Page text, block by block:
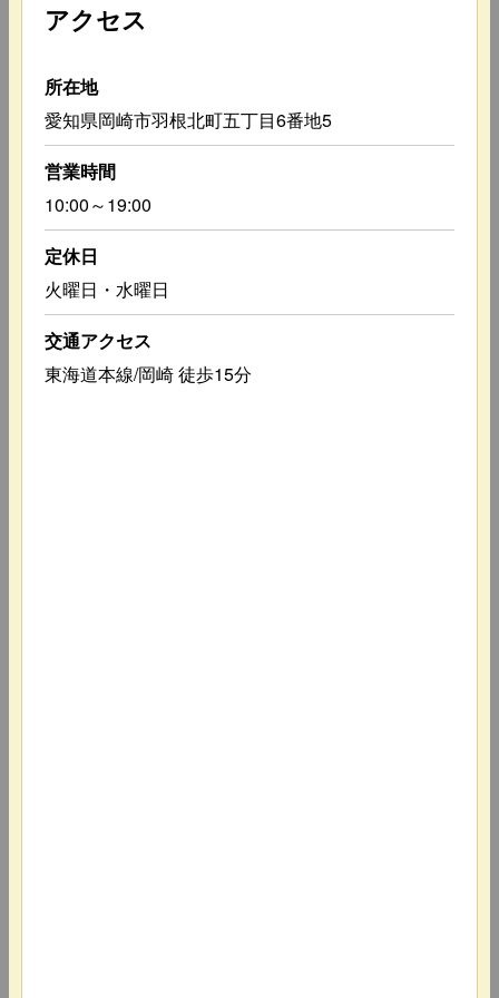
アクセス
所在地
愛知県岡崎市羽根北町五丁目6番地5
営業時間
10:00～19:00
定休日
火曜日・水曜日
交通アクセス
東海道本線/岡崎 徒歩15分